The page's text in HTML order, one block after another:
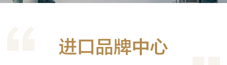
进口品牌中心